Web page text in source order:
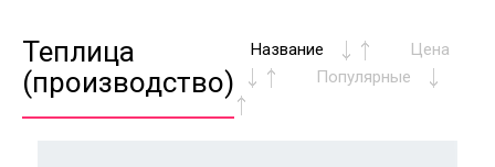
Теплица
(производство)
Название
Цена
Популярные